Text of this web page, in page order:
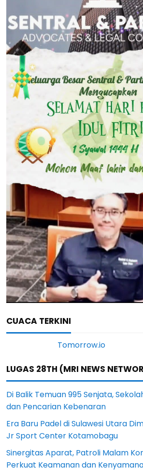
CUACA TERKINI
LUGAS 28TH (MRI NEWS
Di Balik Temuan 995 Senjata,
dan Pencarian Kebenaran
Era Baru Padel di Sulawesi Utara
Jr Sport Center Kotamobagu
Sinergitas Aparat, Patroli Malam
Perkuat Keamanan dan